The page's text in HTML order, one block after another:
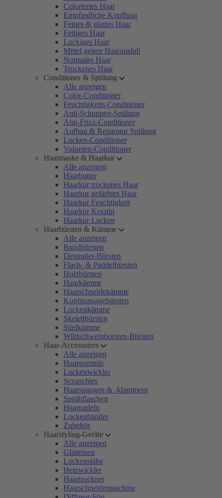
Coloriertes Haar
Empfindliche Kopfhaut
Feines & glattes Haar
Fettiges Haar
Lockiges Haar
Mittel gegen Haarausfall
Normales Haar
Trockenes Haar
Conditioner & Spülung
Alle anzeigen
Color-Conditioner
Feuchtigkeits-Conditioner
Anti-Schuppen-Spülung
Anti-Frizz-Conditioner
Aufbau & Reparatur Spülung
Locken-Conditioner
Volumen-Conditioner
Haarmaske & Haarkur
Alle anzeigen
Haarbutter
Haarkur trockenes Haar
Haarkur gefärbtes Haar
Haarkur Feuchtigkeit
Haarkur Keratin
Haarkur Locken
Haarbürsten & Kämme
Alle anzeigen
Rundbürsten
Detangler-Bürsten
Flach- & Paddelbürsten
Holzbürsten
Haarkämme
Haarschneidekämme
Kopfmassagebürsten
Lockenkämme
Skelettbürsten
Stielkämme
Wildschweinborsten-Bürsten
Haar-Accessoires
Alle anzeigen
Haargummis
Lockenwickler
Scrunchies
Haarspangen & -klammern
Sprühflaschen
Haarnadeln
Lockenbänder
Zubehör
Haarstyling-Geräte
Alle anzeigen
Glätteisen
Lockenstäbe
Heizwickler
Haartrockner
Haarschneidemaschine